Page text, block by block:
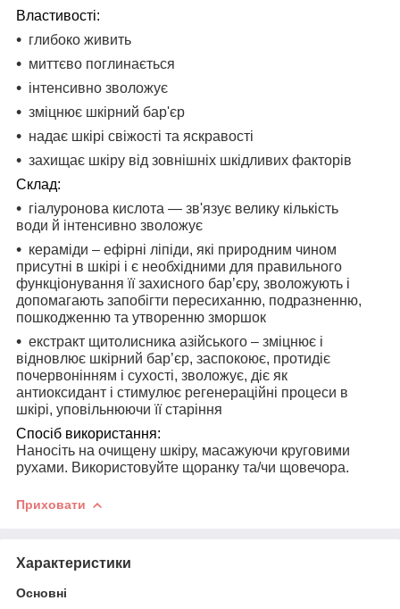
Властивості:
глибоко живить
миттєво поглинається
інтенсивно зволожує
зміцнює шкірний бар'єр
надає шкірі свіжості та яскравості
захищає шкіру від зовнішніх шкідливих факторів
Склад:
гіалуронова кислота — зв'язує велику кількість
води й інтенсивно зволожує
кераміди – ефірні ліпіди, які природним чином
присутні в шкірі і є необхідними для правильного
функціонування її захисного бар’єру, зволожують і
допомагають запобігти пересиханню, подразненню,
пошкодженню та утворенню зморшок
екстракт щитолисника азійського – зміцнює і
відновлює шкірний бар’єр, заспокоює, протидіє
почервонінням і сухості, зволожує, діє як
антиоксидант і стимулює регенераційні процеси в
шкірі, уповільнюючи її старіння
Спосіб використання:
Наносіть на очищену шкіру, масажуючи круговими
рухами. Використовуйте щоранку та/чи щовечора.
Приховати
Характеристики
Основні